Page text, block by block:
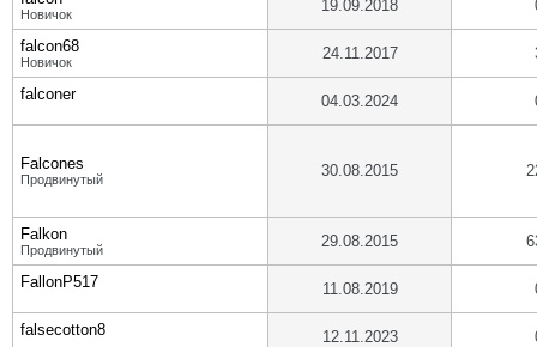
Новичок 19.09.2018
falcon68
Новичок 24.11.2017
falconer 04.03.2024
Falcones
Продвинутый 30.08.2015
Falkon
Продвинутый 29.08.2015
FallonP517 11.08.2019
falsecotton8 12.11.2023